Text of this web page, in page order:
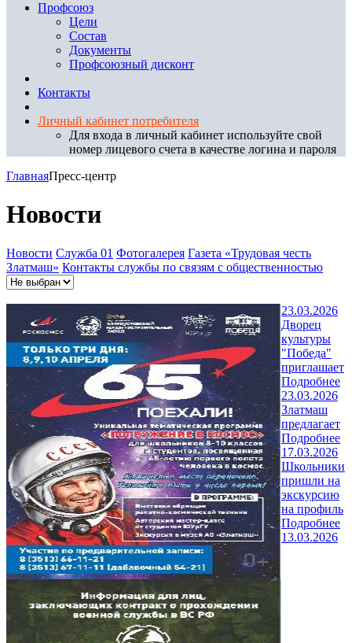
Профсоюз
Цели
Состав
Документы
Профсоюзный дисконт
Контакты
Личный кабинет потребителя
Для входа в личный кабинет используйте свой
номер лицевого счета в качестве логина и пароля
ГлавнаяПресс-центр
Новости
Новости Служба 01 Фотогалерея Газета «Трудовая честь
Златмаш» Контакты службы по связям с общественностью
23.03.2026
Дворец
культуры
"Победа"
приглашает
Подробнее
23.03.2026
Златмаш
предлагает
Подробнее
17.03.2026
Школьники
пришли на
экскурсию
на профиль
Подробнее
13.03.2026